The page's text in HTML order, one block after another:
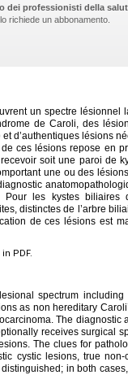
dei professionisti della
richiede un abbonamento.
un spectre
de Caroli, des
d’authentiques lésions
ces lésions repose en
soit une paroi de
une ou des
Pour les kystes
distinctes de l’arbre
de ces lésions est
PDF.
spectrum
as non hereditary
The diagnostic
receives surgical
The clues for
cystic lesions, true
in both